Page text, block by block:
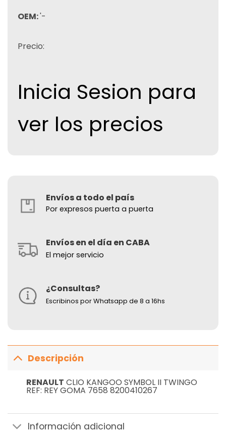
OEM:'-
Precio:
Inicia Sesion para
ver los precios
Envíos a todo el país
Por expresos puerta a puerta
Envíos en el día en CABA
El mejor servicio
¿Consultas?
Escribinos por Whatsapp de 8 a 16hs
Descripción
RENAULT CLIO KANGOO SYMBOL II TWINGO
REF: REY GOMA 7658 8200410267
Información adicional